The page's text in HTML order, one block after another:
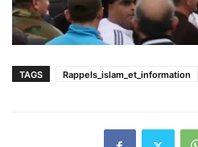
TAGS Rappels_islam_et_information